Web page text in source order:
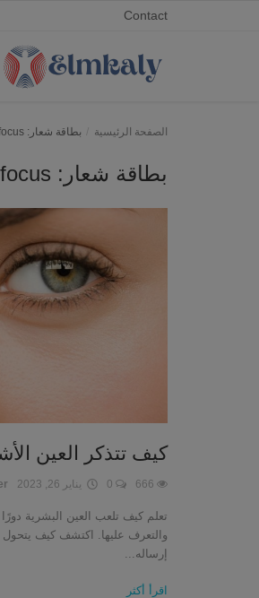
Contact
الصفحة الرئيسية
تسجيل الدخولالصفحة الرئيسية بطاقة شعار: focus
بطاقة شعار: focus
كيف تتذكر العين
يناير 26, 2023
تعلم كيف تلعب العين البشرية
والتعرف عليها. اكتشف كيف يتحول
إرساله...
اقرأ أكثر